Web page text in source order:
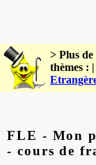
> Plus
thèmes : |
FLE - Mon
- cours de